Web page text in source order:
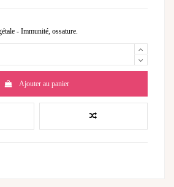
- Immunité, ossature.
Ajouter au panier